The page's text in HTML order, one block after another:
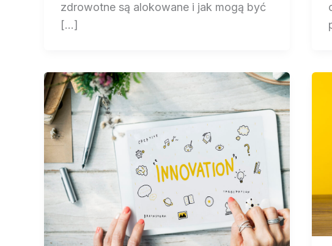
zdrowotne są alokowane i jak mogą być
[…]